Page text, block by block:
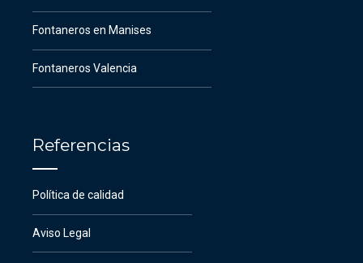
Fontaneros en Manises
Fontaneros Valencia
Referencias
Política de calidad
Aviso Legal